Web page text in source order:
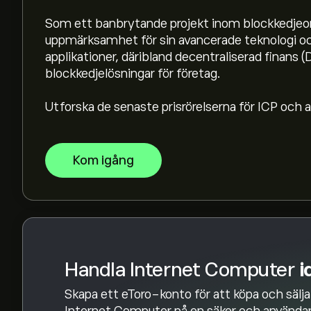
Som ett banbrytande projekt inom
uppmärksamhet för sin avancerade teknologi
applikationer, däribland decentraliserad finans
blockkedjelösningar för företag.
Utforska de senaste prisrörelserna för ICP och
Kom igång
Handla Internet Computer
Skapa ett eToro-konto för att köpa och sälja
Internet Computers toppnotering är 9.826‎$‎
Internet Computer har en 24-
Välj tidsramen "1D" eller "1W" på eToro-
prisrörelserna för Internet Computer. Priset på